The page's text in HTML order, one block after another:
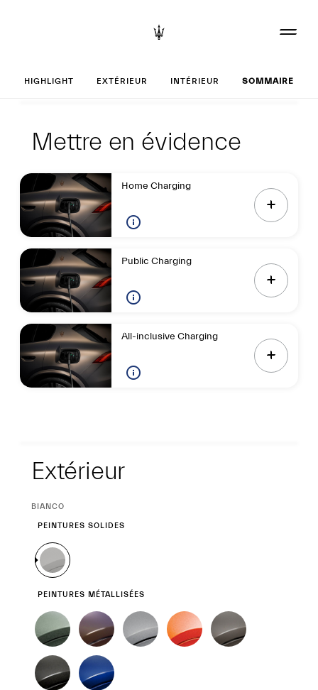
Réglages votre
HIGHLIGHT EXTÉRIEUR INTÉRIEUR SOMMAIRE
Mettre en
Mettre en évidence
Home Charging
Public Charging
All-inclusive Charging
Extérieur
SÉLECTION
BIANCO
PEINTURES SOLIDES
PEINTURES MÉTALLISÉES